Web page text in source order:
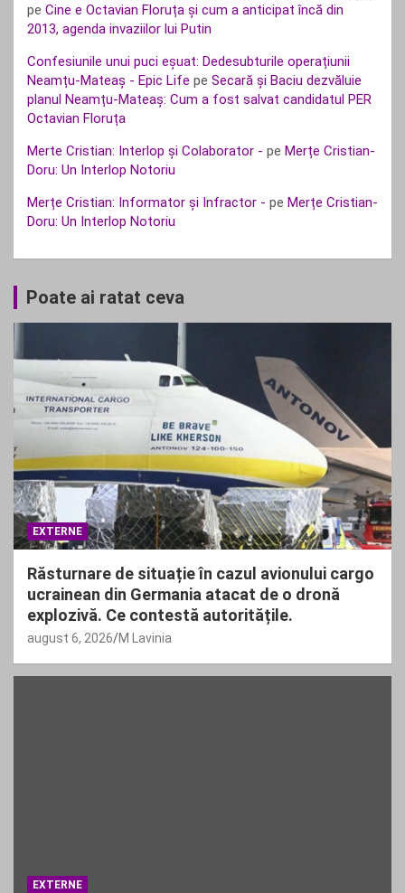
pe Cine e Octavian Floruța și cum a anticipat încă din
2013, agenda invaziilor lui Putin
Confesiunile unui puci eșuat: Dedesubturile operațiunii
Neamțu-Mateaș - Epic Life pe Secară și Baciu dezvăluie
planul Neamțu-Mateaș: Cum a fost salvat candidatul PER
Octavian Floruța
Merte Cristian: Interlop și Colaborator - pe Merțe Cristian-
Doru: Un Interlop Notoriu
Merțe Cristian: Informator și Infractor - pe Merțe Cristian-
Doru: Un Interlop Notoriu
Poate ai ratat ceva
EXTERNE
Răsturnare de situație în cazul avionului cargo
ucrainean din Germania atacat de o dronă
explozivă. Ce contestă autoritățile.
august 6, 2026 M Lavinia
EXTERNE